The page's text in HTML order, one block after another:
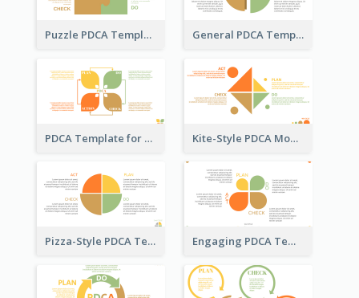
Puzzle PDCA Template General PDCA Template for Business
PDCA Template for Startup Kite-Style PDCA Model Template
Pizza-Style PDCA Template Engaging PDCA Template